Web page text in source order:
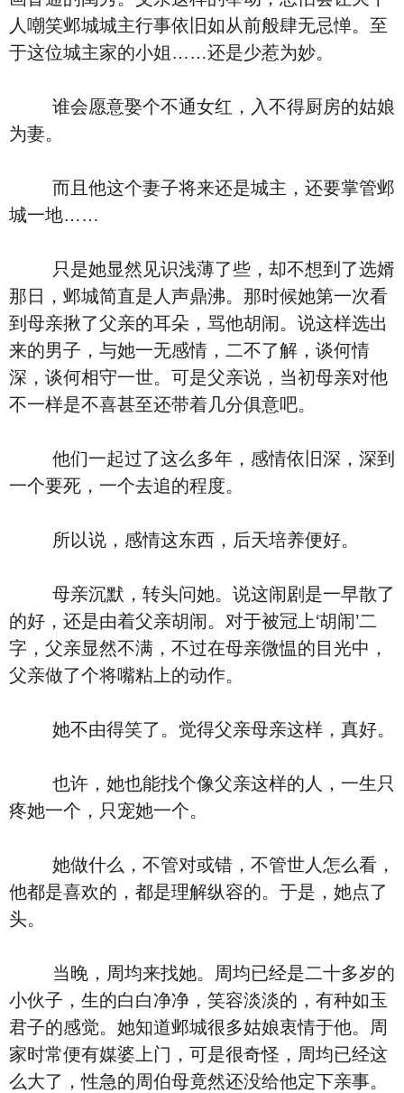
人嘲笑邺城城主行事依旧如从前般肆无忌惮。至
于这位城主家的小姐……还是少惹为妙。
谁会愿意娶个不通女红，入不得厨房的姑娘
为妻。
而且他这个妻子将来还是城主，还要掌管邺
城一地……
只是她显然见识浅薄了些，却不想到了选婿
那日，邺城简直是人声鼎沸。那时候她第一次看
到母亲揪了父亲的耳朵，骂他胡闹。说这样选出
来的男子，与她一无感情，二不了解，谈何情
深，谈何相守一世。可是父亲说，当初母亲对他
不一样是不喜甚至还带着几分俱意吧。
他们一起过了这么多年，感情依旧深，深到
一个要死，一个去追的程度。
所以说，感情这东西，后天培养便好。
母亲沉默，转头问她。说这闹剧是一早散了
的好，还是由着父亲胡闹。对于被冠上‘胡闹’二
字，父亲显然不满，不过在母亲微愠的目光中，
父亲做了个将嘴粘上的动作。
她不由得笑了。觉得父亲母亲这样，真好。
也许，她也能找个像父亲这样的人，一生只
疼她一个，只宠她一个。
她做什么，不管对或错，不管世人怎么看，
他都是喜欢的，都是理解纵容的。于是，她点了
头。
当晚，周均来找她。周均已经是二十多岁的
小伙子，生的白白净净，笑容淡淡的，有种如玉
君子的感觉。她知道邺城很多姑娘衷情于他。周
家时常便有媒婆上门，可是很奇怪，周均已经这
么大了，性急的周伯母竟然还没给他定下亲事。